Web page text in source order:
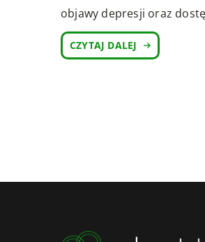
objawy depresji oraz
CZYTAJ DALEJ